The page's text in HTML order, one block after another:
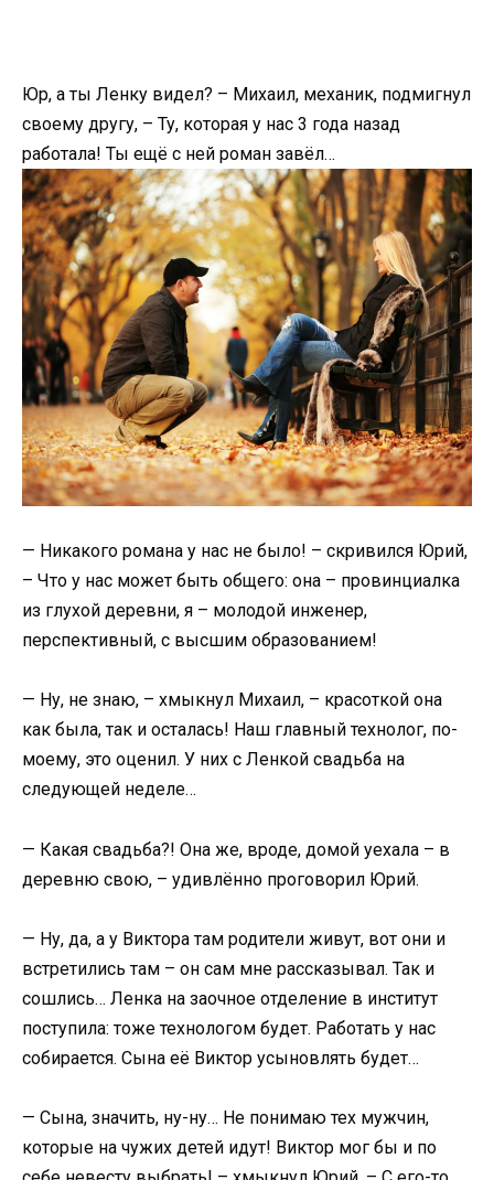
Юр, а ты Ленку видел? – Михаил, механик, подмигнул
своему другу, – Ту, которая у нас 3 года назад
работала! Ты ещё с ней роман завёл…
— Никакого романа у нас не было! – скривился Юрий,
– Что у нас может быть общего: она – провинциалка
из глухой деревни, я – молодой инженер,
перспективный, с высшим образованием!
— Ну, не знаю, – хмыкнул Михаил, – красоткой она
как была, так и осталась! Наш главный технолог, по-
моему, это оценил. У них с Ленкой свадьба на
следующей неделе…
— Какая свадьба?! Она же, вроде, домой уехала – в
деревню свою, – удивлённо проговорил Юрий.
— Ну, да, а у Виктора там родители живут, вот они и
встретились там – он сам мне рассказывал. Так и
сошлись… Ленка на заочное отделение в институт
поступила: тоже технологом будет. Работать у нас
собирается. Сына её Виктор усыновлять будет…
— Сына, значить, ну-ну… Не понимаю тех мужчин,
которые на чужих детей идут! Виктор мог бы и по